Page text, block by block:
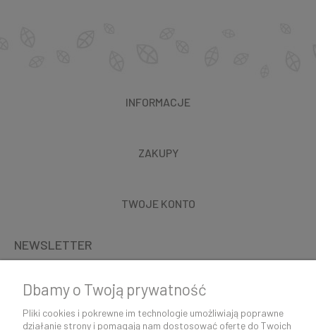
INFORMACJE
ZAKUPY
TWOJE KONTO
NEWSLETTER
Dbamy o Twoją prywatność
Pliki cookies i pokrewne im technologie umożliwiają poprawne
działanie strony i pomagają nam dostosować ofertę do Twoich